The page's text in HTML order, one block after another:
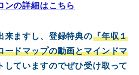
ンの詳細はこちら
来ますし、登録特典の『年収１
ードマップの動画とマインドマ
していますのでぜひ受け取って